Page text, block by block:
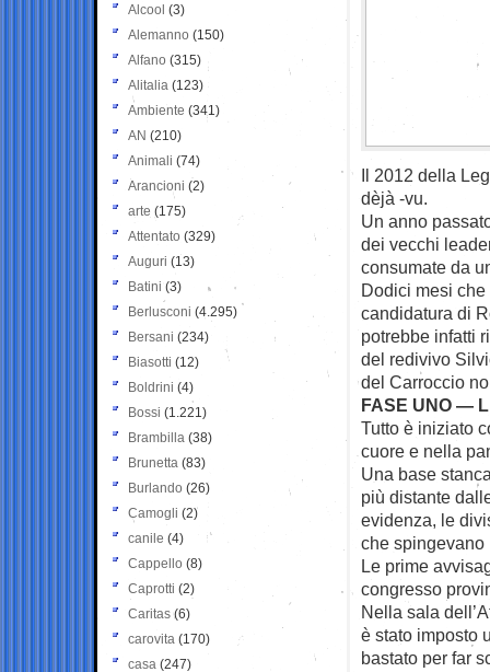
Il 2012 della
dèjà -vu.
Un anno
dei vecchi
consumate da
Dodici mesi
candidatura di
potrebbe infatti
del redivivo
del Carroccio
FASE UNO —
Tutto è iniziato
cuore e nella
Una base
più distante
evidenza, le
che spingevano
Le prime
congresso
Nella sala
è stato imposto
bastato per far
Alcool (3)
Alemanno (150)
Alfano (315)
Alitalia (123)
Ambiente (341)
AN (210)
Animali (74)
Arancioni (2)
arte (175)
Attentato (329)
Auguri (13)
Batini (3)
Berlusconi (4.295)
Bersani (234)
Biasotti (12)
Boldrini (4)
Bossi (1.221)
Brambilla (38)
Brunetta (83)
Burlando (26)
Camogli (2)
canile (4)
Cappello (8)
Caprotti (2)
Caritas (6)
carovita (170)
casa (247)